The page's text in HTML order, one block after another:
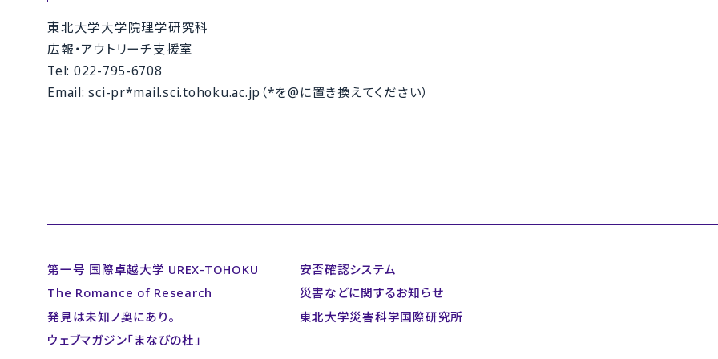
東北大学大学院理学研究科
広報・アウトリーチ支援室
Tel: 022-795-6708
Email: sci-pr*mail.sci.tohoku.ac.jp（*を@に置き換えてください）
第一号 国際卓越大学 UREX-TOHOKU
The Romance of Research
発見は未知ノ奥にあり。
ウェブマガジン「まなびの杜」
安否確認システム
災害などに関するお知らせ
東北大学災害科学国際研究所